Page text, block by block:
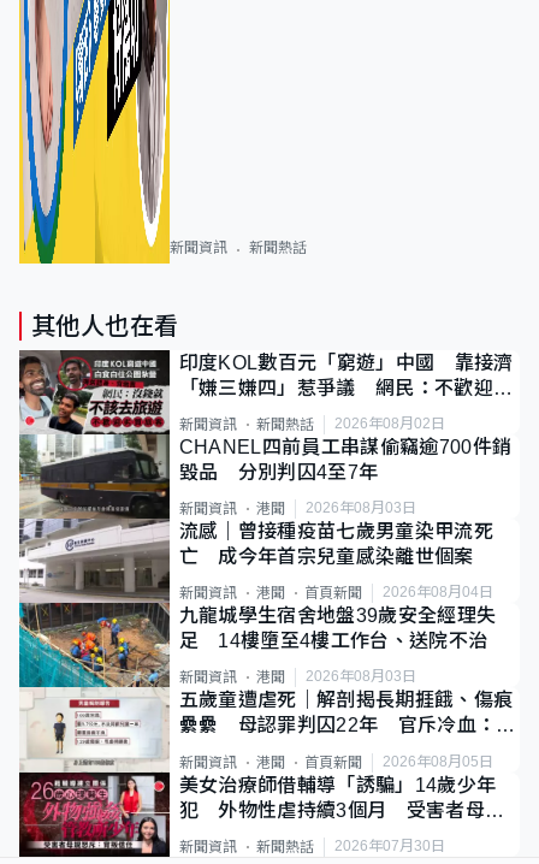
新聞資訊 新聞熱話
其他人也在看
印度KOL數百元「窮遊」中國 靠接濟
「嫌三嫌四」惹爭議 網民：不歡迎劣
質旅客
新聞資訊 新聞熱話 2026年08月02日
CHANEL四前員工串謀偷竊逾700件銷
毀品 分別判囚4至7年
新聞資訊 港聞 2026年08月03日
流感｜曾接種疫苗七歲男童染甲流死
亡 成今年首宗兒童感染離世個案
新聞資訊 港聞 首頁新聞 2026年08月04日
九龍城學生宿舍地盤39歲安全經理失
足 14樓墮至4樓工作台、送院不治
新聞資訊 港聞 2026年08月03日
五歲童遭虐死｜解剖揭長期捱餓、傷痕
纍纍 母認罪判囚22年 官斥冷血：同
類案最惡劣
新聞資訊 港聞 首頁新聞 2026年08月05日
美女治療師借輔導「誘騙」14歲少年
犯 外物性虐持續3個月 受害者母：
要保護其他人
新聞資訊 新聞熱話 2026年07月30日